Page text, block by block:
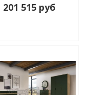
201 515 руб